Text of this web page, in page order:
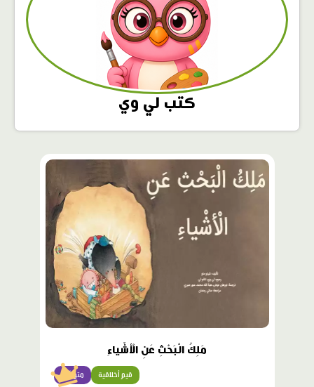
كتب لي وي
محتوى
مميّز
مَلِكُ الْبَحْثِ عَنِ الْأشْياءِ
متوسّط قيم أخلاقية